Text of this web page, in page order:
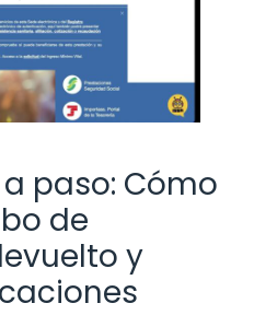
paso: Cómo
de
y